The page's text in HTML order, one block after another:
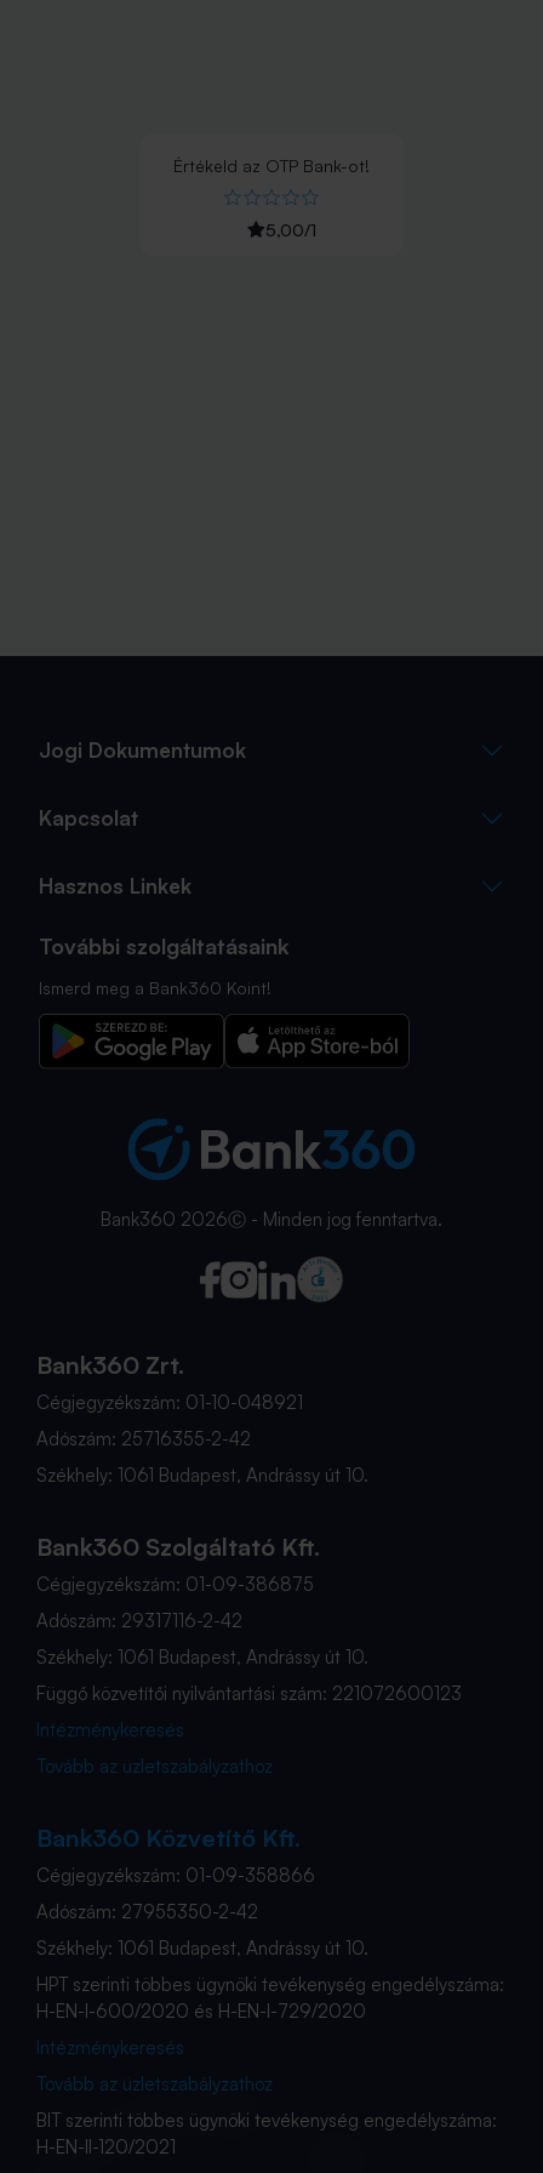
Értékeld az OTP Bank-ot!
5,00/1
Jogi Dokumentumok
Kapcsolat
Hasznos Linkek
További szolgáltatásaink
Ismerd meg a Bank360 Koint!
Bank360 2026Ⓒ - Minden jog fenntartva.
Bank360 Zrt.
Cégjegyzékszám: 01-10-048921
Adószám: 25716355-2-42
Székhely: 1061 Budapest, Andrássy út 10.
Bank360 Szolgáltató Kft.
Cégjegyzékszám: 01-09-386875
Adószám: 29317116-2-42
Székhely: 1061 Budapest, Andrássy út 10.
Függő közvetítői nyilvántartási szám: 221072600123
Intézménykeresés
Tovább az üzletszabályzathoz
Bank360 Közvetítő Kft.
Cégjegyzékszám: 01-09-358866
Adószám: 27955350-2-42
Székhely: 1061 Budapest, Andrássy út 10.
HPT szerinti többes ügynöki tevékenység engedélyszáma:
H-EN-I-600/2020 és H-EN-I-729/2020
Intézménykeresés
Tovább az üzletszabályzathoz
BIT szerinti többes ügynöki tevékenység engedélyszáma:
H-EN-II-120/2021